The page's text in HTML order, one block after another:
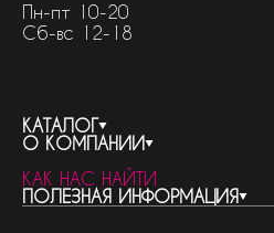
Пн-пт 10-20
Сб-вс 12-18
КАТАЛОГ
весь каталог
бренды
женская парфюмерия
О КОМПАНИИ
контакты
о компании
КАК НАС НАЙТИ
ПОЛЕЗНАЯ ИНФОРМАЦИЯ